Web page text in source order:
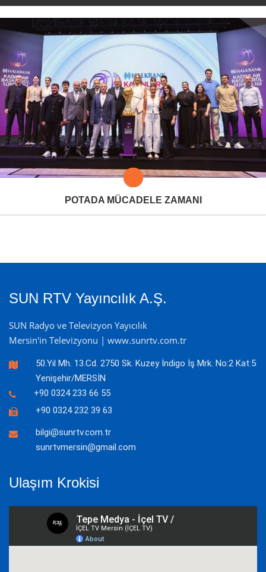
POTADA MÜCADELE ZAMANI
SUN RTV Yayıncılık A.Ş.
SUN Radyo ve Televizyon Yayıcılık
Mersin'in Televizyonu | www.sunrtv.com.tr
50.Yıl Mh. 13.Cd. 2750 Sk. Kuzey İndigo İş Mrk. No:2 Kat:5
Yenişehir/MERSİN
+90 0324 233 66 55
+90 0324 232 39 63
bilgi@sunrtv.com.tr
sunrtvmersin@gmail.com
Ulaşım Krokisi